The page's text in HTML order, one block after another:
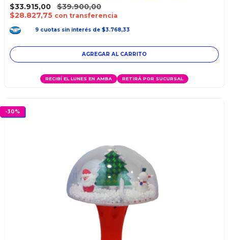
$33.915,00
$39.900,00
$28.827,75 con transferencia
9 cuotas sin interés de $3.768,33
RECIBÍ EL LUNES EN AMBA RETIRÁ POR SUCURSAL
-30%